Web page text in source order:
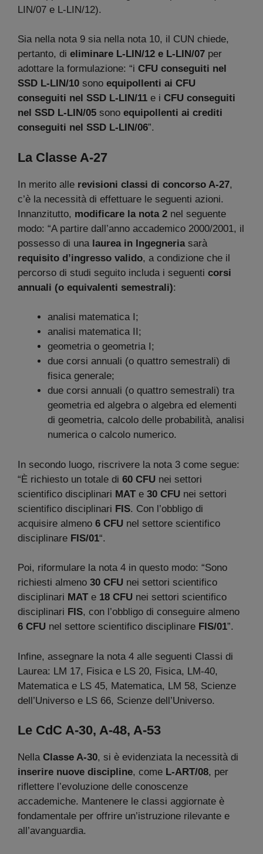
LIN/07 e L-LIN/12).
Sia nella nota 9 sia nella nota 10, il CUN chiede,
pertanto, di eliminare L-LIN/12 e L-LIN/07 per
adottare la formulazione: “i CFU conseguiti nel
SSD L-LIN/10 sono equipollenti ai CFU
conseguiti nel SSD L-LIN/11 e i CFU conseguiti
nel SSD L-LIN/05 sono equipollenti ai crediti
conseguiti nel SSD L-LIN/06”.
La Classe A-27
In merito alle revisioni classi di concorso A-27,
c’è la necessità di effettuare le seguenti azioni.
Innanzitutto, modificare la nota 2 nel seguente
modo: “A partire dall’anno accademico 2000/2001, il
possesso di una laurea in Ingegneriasarà
requisito d’ingresso valido, a condizione che il
percorso di studi seguito includa i seguenti corsi
annuali (o equivalenti semestrali):
analisi matematica I;
analisi matematica II;
geometria o geometria I;
due corsi annuali (o quattro semestrali) di
fisica generale;
due corsi annuali (o quattro semestrali) tra
geometria ed algebra o algebra ed elementi
di geometria, calcolo delle probabilità, analisi
numerica o calcolo numerico.
In secondo luogo, riscrivere la nota 3 come segue:
“È richiesto un totale di 60 CFU nei settori
scientifico disciplinari MAT e 30 CFU nei settori
scientifico disciplinari FIS. Con l’obbligo di
acquisire almeno 6 CFU nel settore scientifico
disciplinare FIS/01“.
Poi, riformulare la nota 4 in questo modo: “Sono
richiesti almeno 30 CFU nei settori scientifico
disciplinari MAT e 18 CFU nei settori scientifico
disciplinari FIS, con l’obbligo di conseguire almeno
6 CFU nel settore scientifico disciplinare FIS/01”.
Infine, assegnare la nota 4 alle seguenti Classi di
Laurea: LM 17, Fisica e LS 20, Fisica, LM-40,
Matematica e LS 45, Matematica, LM 58, Scienze
dell’Universo e LS 66, Scienze dell’Universo.
Le CdC A-30, A-48, A-53
Nella Classe A-30, si è evidenziata la necessità di
inserire nuove discipline, come L-ART/08, per
riflettere l’evoluzione delle conoscenze
accademiche. Mantenere le classi aggiornate è
fondamentale per offrire un’istruzione rilevante e
all’avanguardia.